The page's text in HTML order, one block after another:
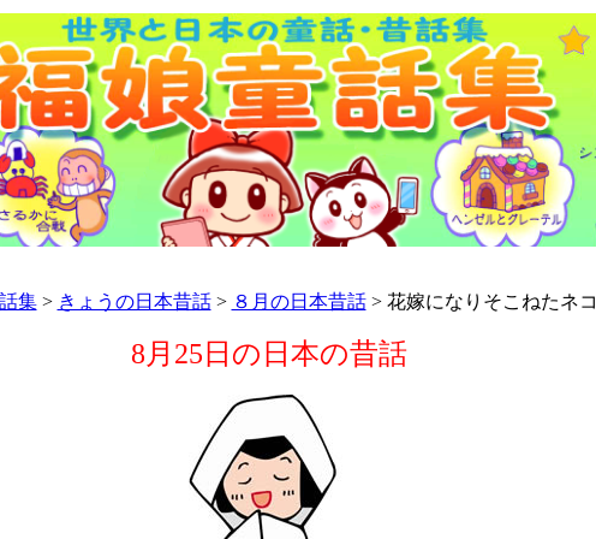
集> きょうの日本昔話> ８月の日本昔話> 花嫁になりそこねたネコ
8月25日の日本の昔話